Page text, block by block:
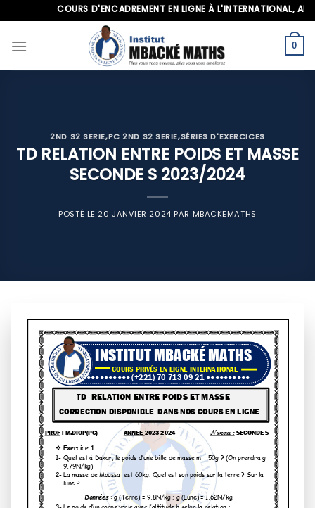
to
content
COURS D'ENCADREMENT EN LIGNE À L'INTERNATIONAL,
0
2ND S2 SERIE,PC 2ND S2 SERIE,SÉRIES D'EXERCICES
TD RELATION ENTRE POIDS ET MASSE
SECONDE S 2023/2024
POSTÉ LE 20 JANVIER 2024 PAR MBACKEMATHS